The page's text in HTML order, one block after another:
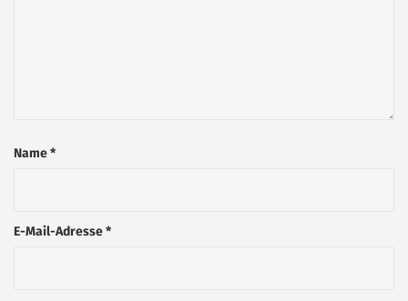
Name*
E-Mail-Adresse*